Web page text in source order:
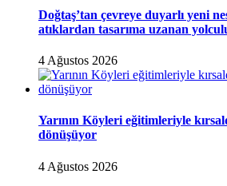
Doğtaş’tan çevreye duyarlı yeni
atıklardan tasarıma uzanan
4 Ağustos 2026
Yarının Köyleri eğitimleriyle
dönüşüyor
4 Ağustos 2026